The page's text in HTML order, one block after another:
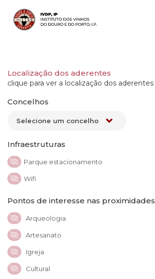
Localização dos aderentes
clique para ver a localização dos aderentes
Concelhos
Infraestruturas
Parque estacionamento
Wifi
Pontos de interesse nas proximidades
Arqueologia
Artesanato
Igreja
Cultural